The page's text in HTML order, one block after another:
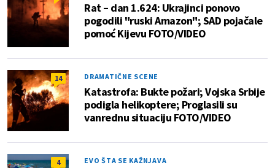
Rat – dan 1.624: Ukrajinci ponovo
pogodili "ruski Amazon"; SAD pojačale
pomoć Kijevu FOTO/VIDEO
14 DRAMATIČNE SCENE
Katastrofa: Bukte požari; Vojska Srbije
podigla helikoptere; Proglasili su
vanrednu situaciju FOTO/VIDEO
4 EVO ŠTA SE KAŽNJAVA